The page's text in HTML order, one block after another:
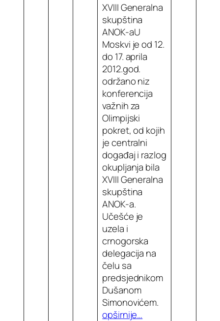
XVIII Generalna
skupština
ANOK-aU
Moskvi je od 12.
do 17. aprila
2012.god.
održano niz
konferencija
važnih za
Olimpijski
pokret, od kojih
je centralni
događaj i razlog
okupljanja bila
XVIII Generalna
skupština
ANOK-a.
Učešće je
uzela i
crnogorska
delegacija na
čelu sa
predsjednikom
Dušanom
Simonovićem.
opširnije…